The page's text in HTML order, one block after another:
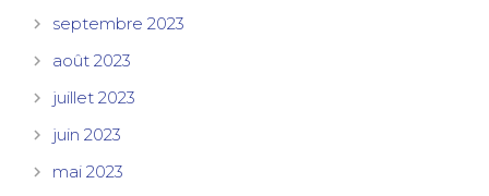
septembre 2023
août 2023
juillet 2023
juin 2023
mai 2023